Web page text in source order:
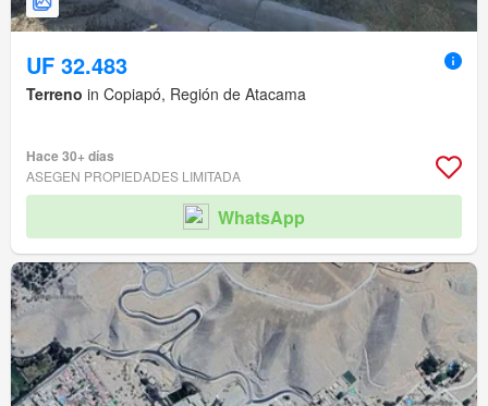
UF 32.483
Terreno in Copiapó, Región de Atacama
Hace 30+ días
ASEGEN PROPIEDADES LIMITADA
WhatsApp